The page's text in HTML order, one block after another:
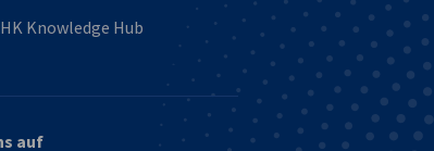
Knowledge Hub
auf